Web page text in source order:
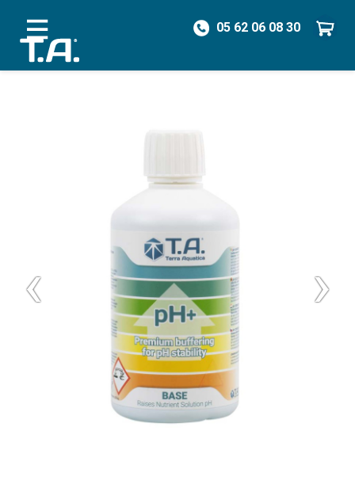
05 62 06 08 30
/ Hydroponie
‹ ›